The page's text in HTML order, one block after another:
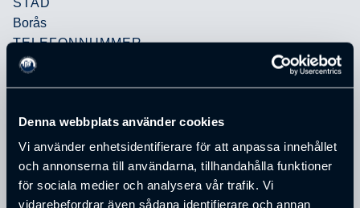
Denna webbplats använder cookies
Vi använder enhetsidentifierare för att anpassa innehållet
och annonserna till användarna, tillhandahålla funktioner
för sociala medier och analysera vår trafik. Vi
vidarebefordrar även sådana identifierare och annan
STAD
Borås
TELEFONNUMMER
033-236660
PERSONER SOM JOBBAR PÅCAVALIERE AB